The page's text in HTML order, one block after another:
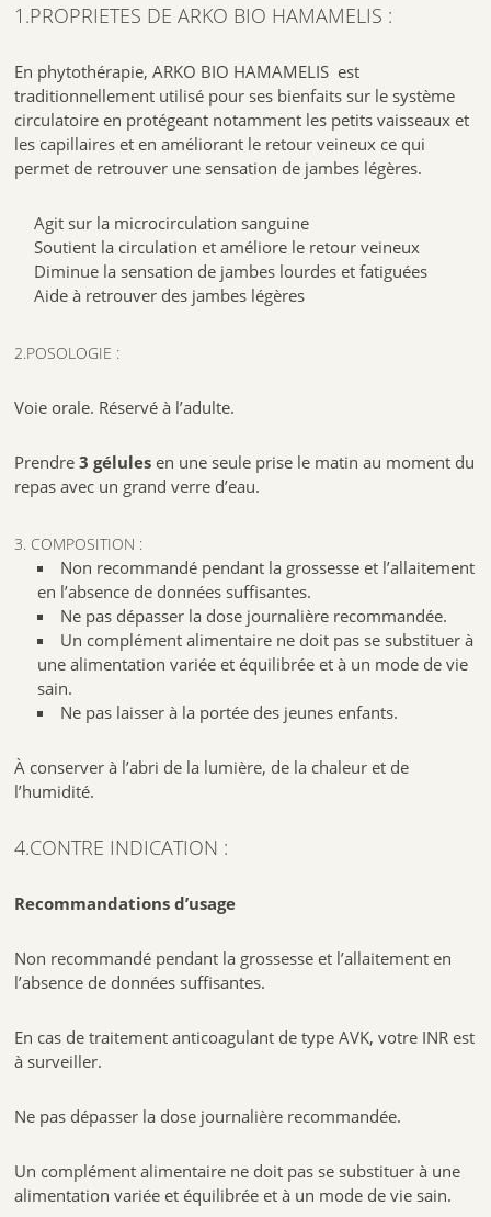
À conserver à l’abri de la lumière, de la chaleur et de l’humidité.
4.CONTRE INDICATION :
Recommandations d’usage
Non recommandé pendant la grossesse et l’allaitement en l’absence de
données suffisantes.
Ne pas dépasser la dose journalière recommandée.
Un complément alimentaire ne doit pas se substituer à une
alimentation variée et équilibrée et à un mode de vie sain.
Emballage majoritairement recyclable; Analyse complète des
Enfin les formules BIO sont développées à partir d’ingrédients d’origine
naturelle, sans utilisation de produits chimiques de synthèse
sur le mode de production biologique.
Fabricant Laboratoires ARKOPHARMA LID de Carros le Broc 1 ère
avenue 2709 M 06510 CARROS
se présente sous la forme de 45 gélules Réf. :
et 150
gélules ref 3578835500677
1.PROPRIETES DE ARKO BIO HAMAMELIS :
En phytothérapie, ARKO BIO HAMAMELIS est
traditionnellement utilisé pour ses bienfaits sur le système
circulatoire en protégeant notamment les petits vaisseaux et
les capillaires et en améliorant le retour veineux ce qui
permet de retrouver une sensation de jambes légères.
Agit sur la microcirculation sanguine
Soutient la circulation et améliore le retour veineux
Diminue la sensation de jambes lourdes et fatiguées
Aide à retrouver des jambes légères
2.POSOLOGIE :
Voie orale. Réservé à l’adulte.
Prendre3 gélules en une seule prise le matin au moment du
repas avec un grand verre d’eau.
3. COMPOSITION :
Non recommandé pendant la grossesse et l’allaitement
en l’absence de données suffisantes.
Ne pas dépasser la dose journalière recommandée.
Un complément alimentaire ne doit pas se substituer à
une alimentation variée et équilibrée et à un mode de vie
sain.
Ne pas laisser à la portée des jeunes enfants.
À conserver à l’abri de la lumière, de la chaleur et de
l’humidité.
4.CONTRE INDICATION :
Recommandations d’usage
Non recommandé pendant la grossesse et l’allaitement en
l’absence de données suffisantes.
En cas de traitement anticoagulant de type AVK, votre INR est
à surveiller.
Ne pas dépasser la dose journalière recommandée.
Un complément alimentaire ne doit pas se substituer à une
alimentation variée et équilibrée et à un mode de vie sain.